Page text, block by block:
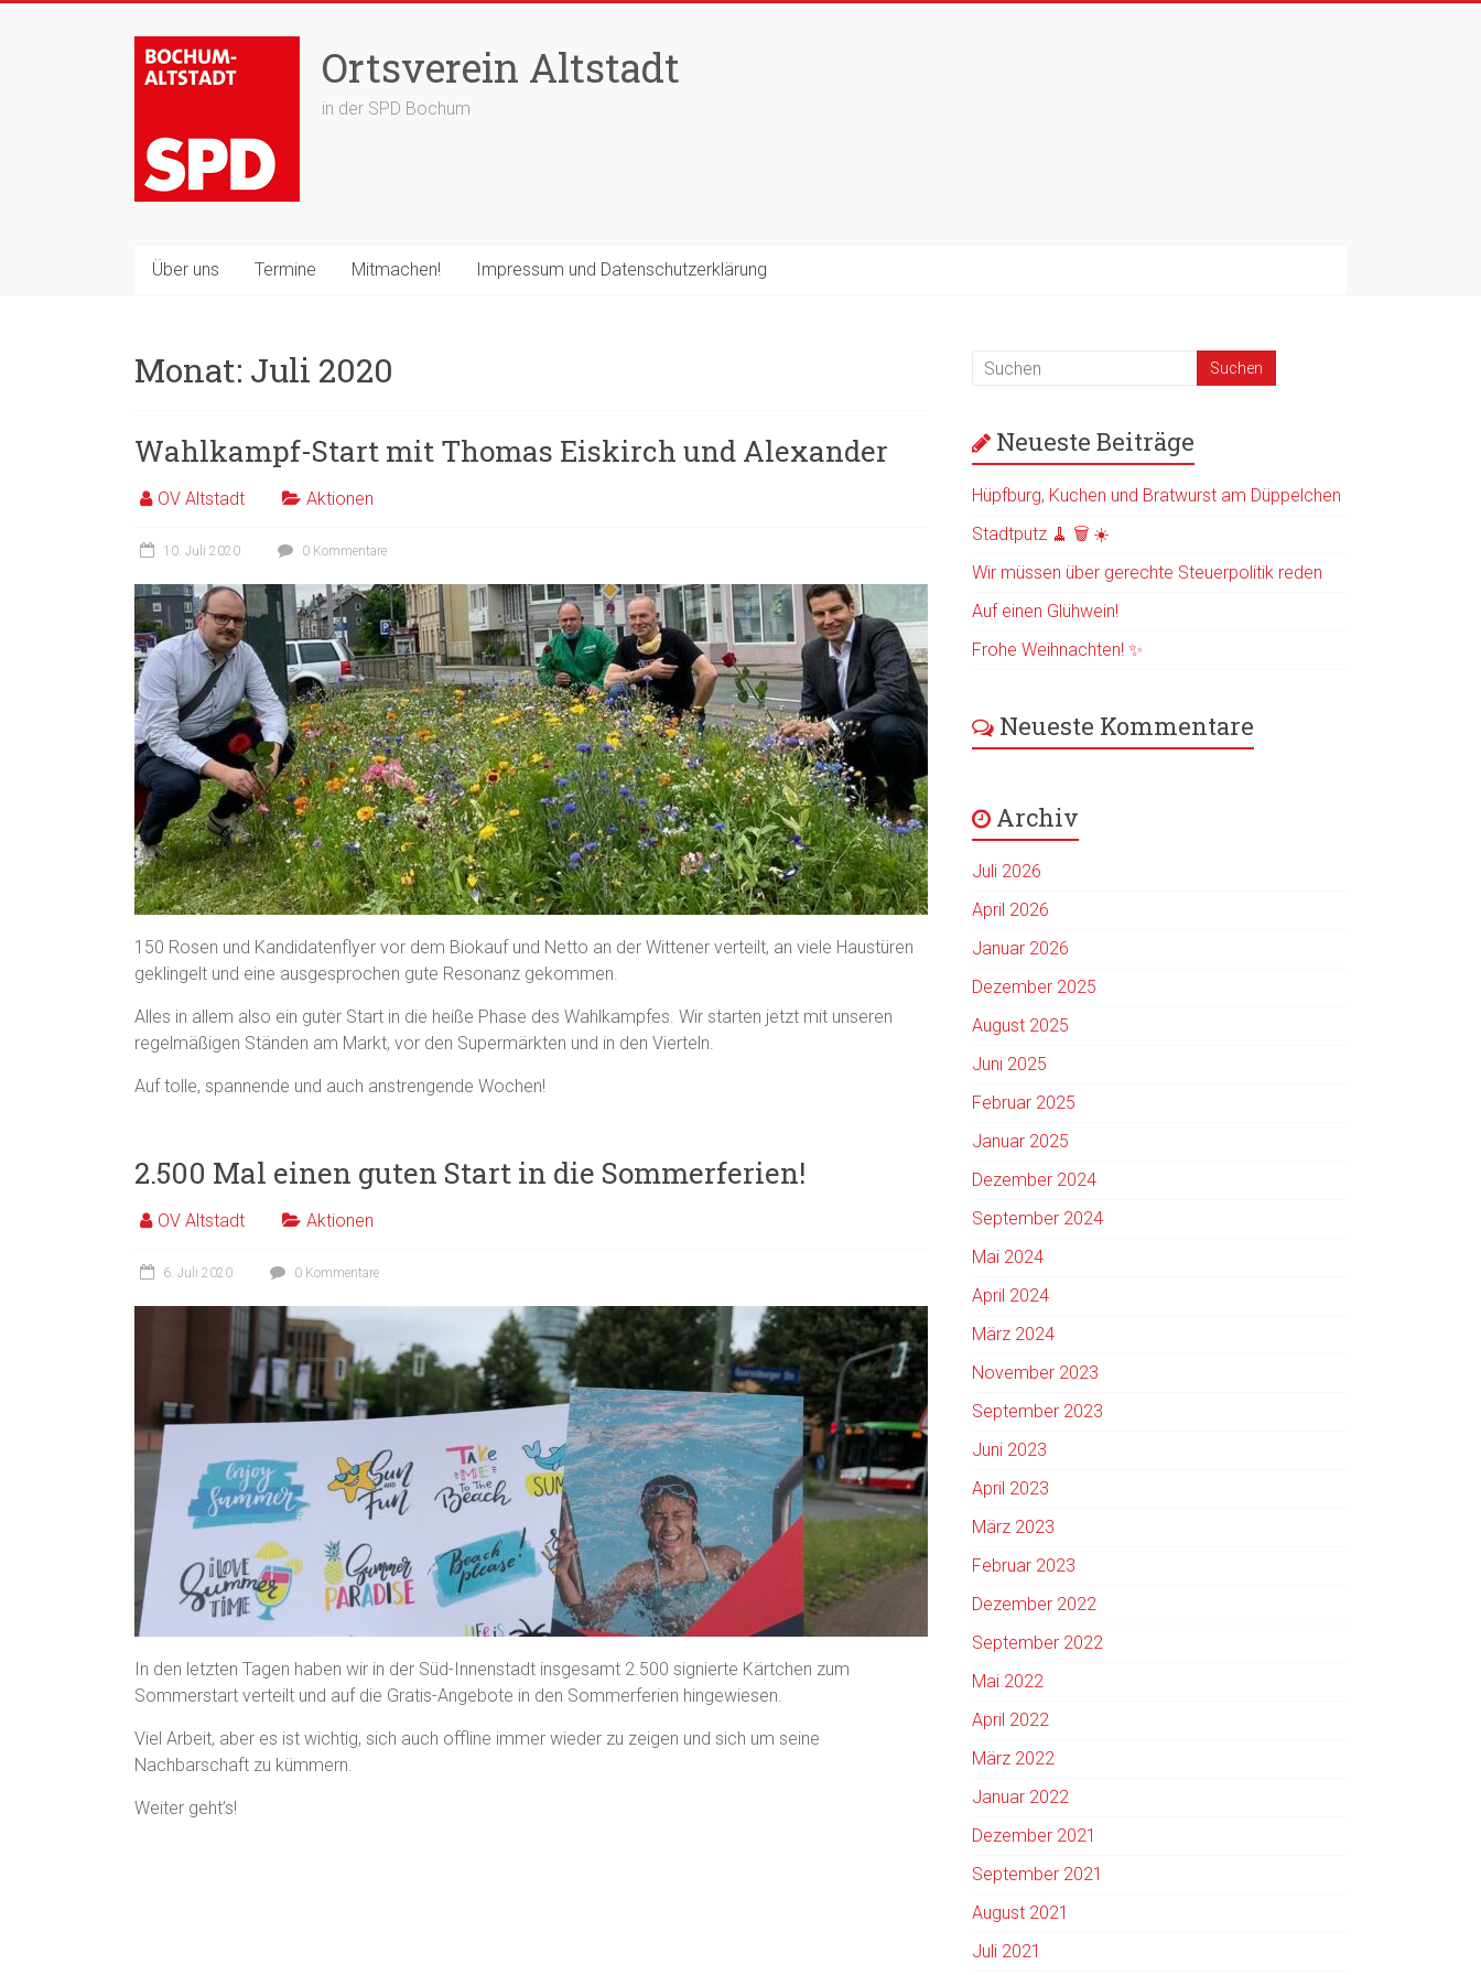
Ortsverein Altstadt
in der SPD Bochum
Über uns Termine Mitmachen! Impressum und Datenschutzerklärung
Monat: Juli 2020
Wahlkampf-Start mit Thomas Eiskirch und Alexander
OV Altstadt Aktionen
10. Juli 2020 0 Kommentare
150 Rosen und Kandidatenflyer vor dem Biokauf und Netto an der Wittener verteilt, an viele Haustüren
geklingelt und eine ausgesprochen gute Resonanz gekommen.
Alles in allem also ein guter Start in die heiße Phase des Wahlkampfes. Wir starten jetzt mit unseren
regelmäßigen Ständen am Markt, vor den Supermärkten und in den Vierteln.
Auf tolle, spannende und auch anstrengende Wochen!
2.500 Mal einen guten Start in die Sommerferien!
OV Altstadt Aktionen
6. Juli 2020 0 Kommentare
In den letzten Tagen haben wir in der Süd-Innenstadt insgesamt 2.500 signierte Kärtchen zum
Sommerstart verteilt und auf die Gratis-Angebote in den Sommerferien hingewiesen.
Viel Arbeit, aber es ist wichtig, sich auch offline immer wieder zu zeigen und sich um seine
Nachbarschaft zu kümmern.
Weiter geht’s!
Neueste Beiträge
Hüpfburg, Kuchen und Bratwurst am Düppelchen
Stadtputz 🧹 🗑️ ☀️
Wir müssen über gerechte Steuerpolitik reden
Auf einen Glühwein!
Frohe Weihnachten! ✨
Neueste Kommentare
Archiv
Juli 2026
April 2026
Januar 2026
Dezember 2025
August 2025
Juni 2025
Februar 2025
Januar 2025
Dezember 2024
September 2024
Mai 2024
April 2024
März 2024
November 2023
September 2023
Juni 2023
April 2023
März 2023
Februar 2023
Dezember 2022
September 2022
Mai 2022
April 2022
März 2022
Januar 2022
Dezember 2021
September 2021
August 2021
Juli 2021